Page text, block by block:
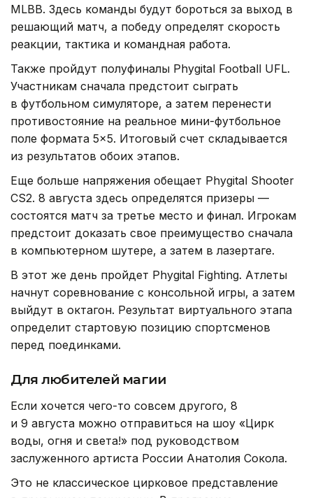
MLBB. Здесь команды будут бороться за выход в
решающий матч, а победу определят скорость
реакции, тактика и командная работа.
Также пройдут полуфиналы Phygital Football UFL.
Участникам сначала предстоит сыграть
в футбольном симуляторе, а затем перенести
противостояние на реальное мини-футбольное
поле формата 5×5. Итоговый счет складывается
из результатов обоих этапов.
Еще больше напряжения обещает Phygital Shooter
CS2. 8 августа здесь определятся призеры —
состоятся матч за третье место и финал. Игрокам
предстоит доказать свое преимущество сначала
в компьютерном шутере, а затем в лазертаге.
В этот же день пройдет Phygital Fighting. Атлеты
начнут соревнование с консольной игры, а затем
выйдут в октагон. Результат виртуального этапа
определит стартовую позицию спортсменов
перед поединками.
Для любителей магии
Если хочется чего-то совсем другого, 8
и 9 августа можно отправиться на шоу «Цирк
воды, огня и света!» под руководством
заслуженного артиста России Анатолия Сокола.
Это не классическое цирковое представление